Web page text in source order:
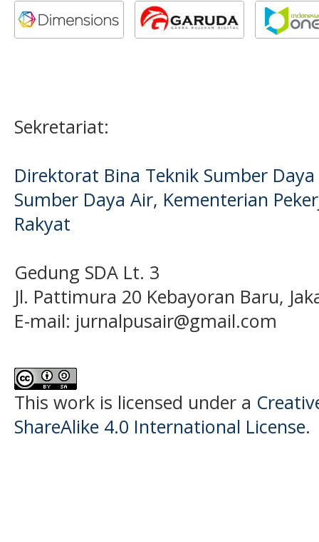
Sekretariat:
Direktorat Bina Teknik Sumber
Sumber Daya Air, Kementerian
Rakyat
Gedung SDA Lt. 3
Jl. Pattimura 20 Kebayoran Baru,
E-mail: jurnalpusair@gmail.com
This work is licensed under a
ShareAlike 4.0 International License.